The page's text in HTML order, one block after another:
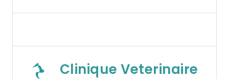
Clinique Veterinaire